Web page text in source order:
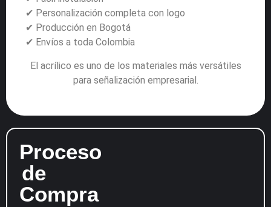
✔ Personalización completa con logo
✔ Producción en Bogotá
✔ Envíos a toda Colombia
El acrílico es uno de los materiales más versátiles
para señalización empresarial.
Proceso
de
Compra